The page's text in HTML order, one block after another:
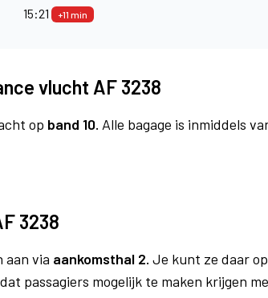
15:21
+11 min
vlucht AF 3238
op band 10. Alle bagage is inmiddels
3238
aan via aankomsthal 2. Je kunt ze daar
passagiers mogelijk te maken krijgen